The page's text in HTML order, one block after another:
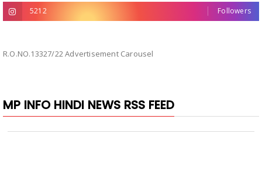
5212 Followers
R.O.NO.13327/22 Advertisement Carousel
MP INFO HINDI NEWS RSS FEED